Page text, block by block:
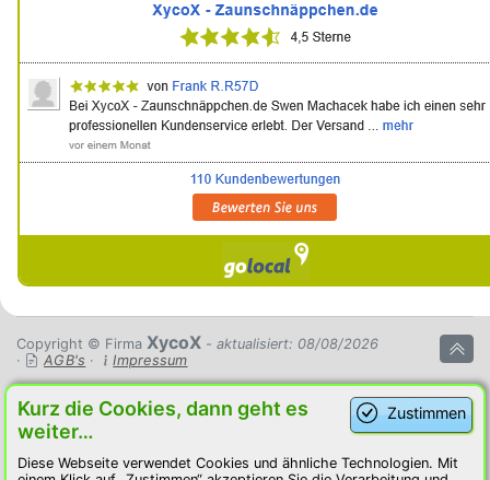
Copyright © Firma XycoX - aktualisiert: 08/08/2026
·
AGB's · Impressum
Zustimmen
Kurz die Cookies, dann geht es
weiter…
Diese Webseite verwendet Cookies und ähnliche Technologien. Mit